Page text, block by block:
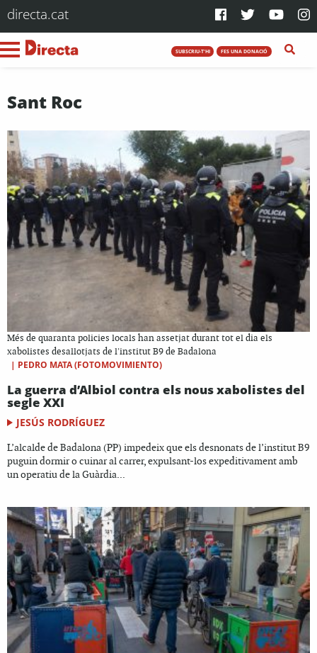
directa.cat
SUBSCRIU-T'HI FES UNA DONACIÓ
Sant Roc
Més de quaranta policies locals han assetjat durant tot el dia els
xabolistes desallotjats de l'institut B9 de Badalona
| PEDRO MATA (FOTOMOVIMIENTO)
La guerra d’Albiol contra els nous xabolistes del
segle XXI
JESÚS RODRÍGUEZ
L’alcalde de Badalona (PP) impedeix que els desnonats de l’institut B9
puguin dormir o cuinar al carrer, expulsant-los expeditivament amb
un operatiu de la Guàrdia...